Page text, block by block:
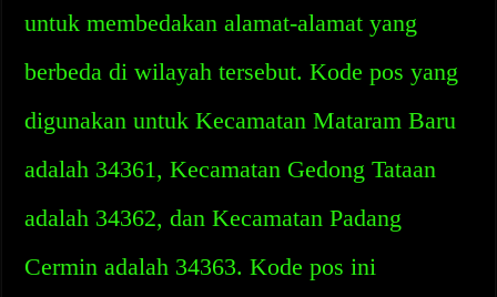
untuk membedakan alamat-alamat yang
berbeda di wilayah tersebut. Kode pos yang
digunakan untuk Kecamatan Mataram Baru
adalah 34361, Kecamatan Gedong Tataan
adalah 34362, dan Kecamatan Padang
Cermin adalah 34363. Kode pos ini